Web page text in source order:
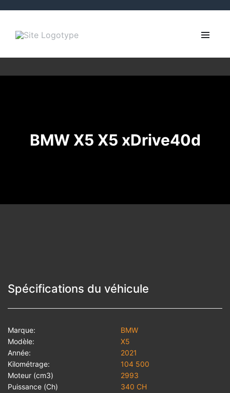
BMW X5 X5 xDrive40d
Spécifications du véhicule
Marque:
BMW
Modèle:
X5
Année:
2021
Kilométrage:
104 500
Moteur (cm3)
2993
Puissance (Ch)
340 CH